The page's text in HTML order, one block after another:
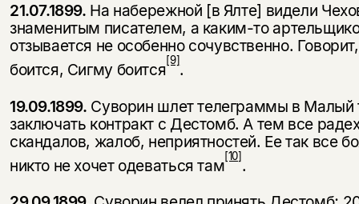
21.07.1899. На набережной [в Ялте] видели
знаменитым писателем, а каким-то
отзывается не особенно сочувственно.
боится, Сигму боится[9].
19.09.1899. Суворин шлет телеграммы в Малый
заключать контракт с Дестомб. А тем все
скандалов, жалоб, неприятностей. Ее так все
никто не хочет одеваться там[10].